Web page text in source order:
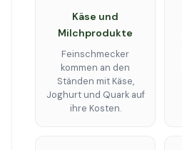
Käse und
Milchprodukte
Feinschmecker
kommen an den
Ständen mit Käse,
Joghurt und Quark auf
ihre Kosten.